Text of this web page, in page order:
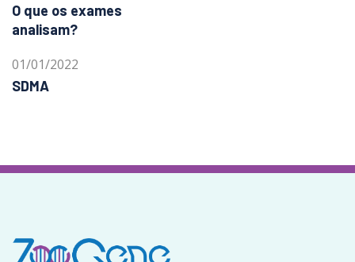
O que os exames
analisam?
01/01/2022
SDMA